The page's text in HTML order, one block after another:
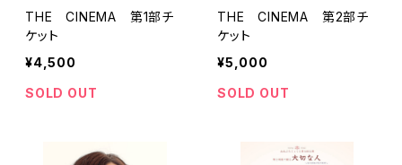
THE CINEMA 第1部チ
ケット
¥4,500
SOLD OUT
THE CINEMA 第2部チ
ケット
¥5,000
SOLD OUT